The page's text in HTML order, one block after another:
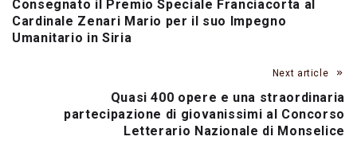
Consegnato il Premio Speciale Franciacorta al
Cardinale Zenari Mario per il suo Impegno
Umanitario in Siria
Next article
Quasi 400 opere e una straordinaria
partecipazione di giovanissimi al Concorso
Letterario Nazionale di Monselice